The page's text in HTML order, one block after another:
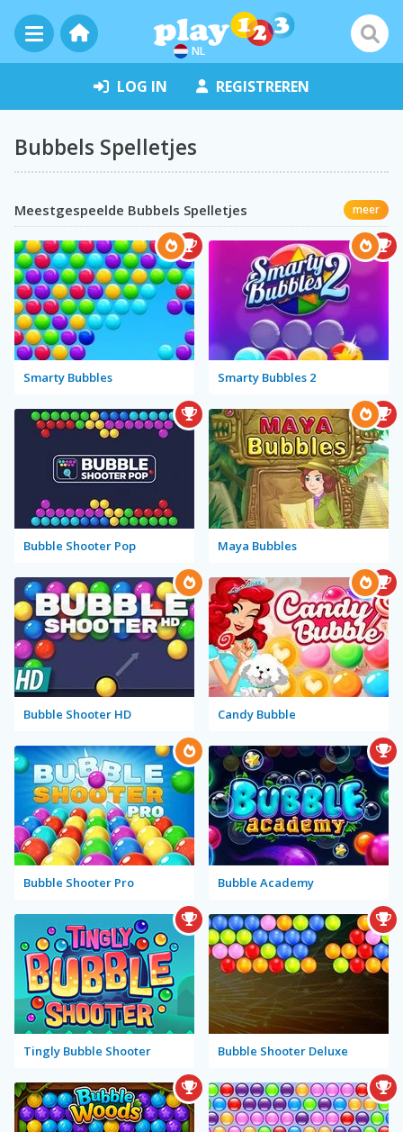
NL
LOG IN REGISTREREN
Bubbels Spelletjes
Meestgespeelde Bubbels Spelletjes meer
Smarty Bubbles Smarty Bubbles 2
Bubble Shooter Pop Maya Bubbles
Bubble Shooter HD Candy Bubble
Bubble Shooter Pro Bubble Academy
Tingly Bubble Shooter Bubble Shooter Deluxe